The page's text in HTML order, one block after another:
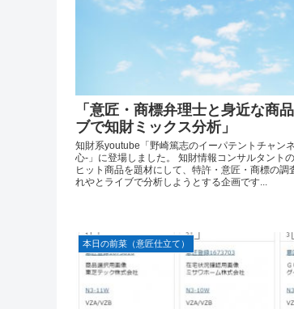
「意匠・商標弁理士と身近な商
ブで知財ミックス分析」
知財系youtube「野崎篤志のイーパテントチャン
心-」に登場しました。 知財情報コンサルタント
ヒット商品を題材にして、特許・意匠・商標の調
れやとライブで分析しようとする企画です...
本日の前菜（意匠仕立て）